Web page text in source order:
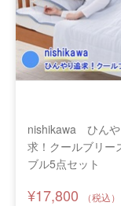
nishikawa ひんや
求！クールブリー
ブル5点セット
¥17,800